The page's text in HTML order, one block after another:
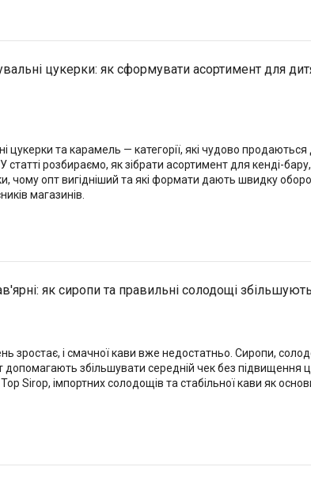
цукерки: як сформувати асортимент для
цукерки та карамель — категорії, які чудово продаються
У статті розбираємо, як зібрати асортимент для кенді-
чому опт вигідніший та які формати дають швидку
магазинів.
як сиропи та правильні солодощі
зростає, і смачної кави вже недостатньо. Сиропи,
збільшувати середній чек без підвищення
Sirop, імпортних солодощів та стабільної кави як